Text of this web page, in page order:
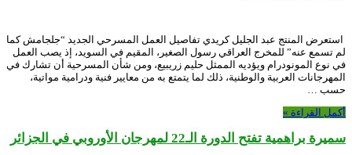
استعرض المنتج عبد الجليل كريدي تفاصيل العمل المسرحي الجديد “جلجامش كما
لم تسمع عنه” للمخرج العراقي رسول الصغير، المقيم في السويد، إذ يصب العمل
في نوع المونودرام ويؤديه الممثل حليم زريبيع، ومن شأن المسرحية أن تشارك في
المهرجانات العربية والوطنية، ذلك لما يتمتع به من معايير فنية ودرامية مواتية،
حسب …
أكمل القراءة »
سميرة براهمية تفتح الدورة الـ22 لمهرجان الأوروبي في الجزائر